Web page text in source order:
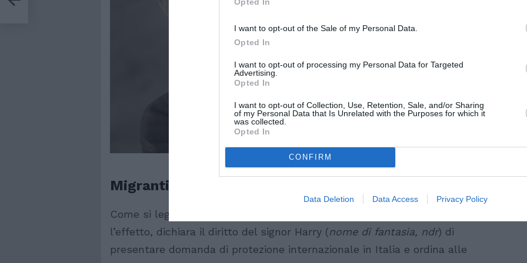
I want to opt-out of the Sale of my Personal Data.
Opted In
I want to opt-out of processing my Personal Data for Targeted
Advertising.
Opted In
I want to opt-out of Collection, Use, Retention, Sale, and/or Sharing
of my Personal Data that Is Unrelated with the Purposes for which it
was collected.
Opted In
CONFIRM
Data Deletion Data Access Privacy Policy
Migranti, la storia di Harry
Come si legge nella sentenza, “il giudice accoglie il ricorso e, per
l’effetto, dichiara il diritto del signor Harry (nome di fantasia, ndr) di
presentare domanda di protezione internazionale in Italia e ordina alle